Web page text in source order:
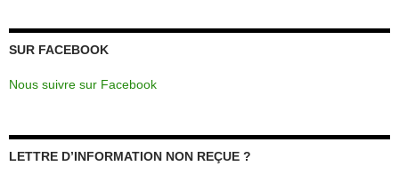
SUR FACEBOOK
Nous suivre sur Facebook
LETTRE D’INFORMATION NON REÇUE ?